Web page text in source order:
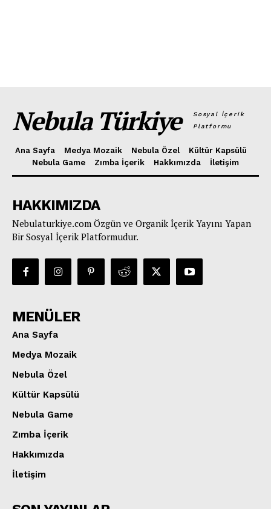
Nebula Türkiye
Sosyal İçerik
Platformu
Ana Sayfa Medya Mozaik Nebula Özel
Kültür Kapsülü
Nebula Game
Zımba İçerik Hakkımızda İletişim
HAKKIMIZDA
Nebulaturkiye.com Özgün ve Organik İçerik Yayını Yapan
Bir Sosyal İçerik Platformudur.
MENÜLER
Ana Sayfa
Medya Mozaik
Nebula Özel
Kültür Kapsülü
Nebula Game
Zımba İçerik
Hakkımızda
İletişim